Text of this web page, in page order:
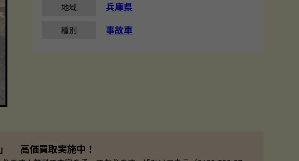
地域 兵庫県
種別 事故車
高価買取実施中！